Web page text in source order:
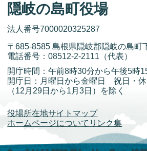
隠岐の島町役場
法人番号7000020325287
〒685-8585 島根県隠岐郡隠岐の島町
電話番号：08512-2-2111 （代表）
開庁時間：午前8時30分から午後5時
開庁日：月曜日から金曜日 祝日・
（12月29日から1月3日）を除く
役場所在地サイトマップ
ホームページについて リンク集